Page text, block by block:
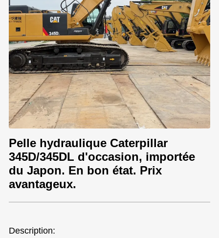
Pelle hydraulique Caterpillar
345D/345DL d'occasion, importée
du Japon. En bon état. Prix
avantageux.
Description: